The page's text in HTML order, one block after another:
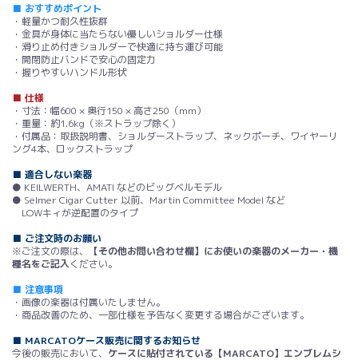
■ おすすめポイント
・軽量かつ耐久性抜群
・金具が身体に当たらない優しいショルダー仕様
・滑り止め付きショルダーで快適に持ち運び可能
・開閉防止バンドで安心の固定力
・握りやすいハンドル形状
■ 仕様
・寸法：幅600 × 奥行150 × 高さ250（mm）
・重量：約1.6kg（※ストラップ除く）
・付属品：取扱説明書、ショルダーストラップ、ネックポーチ、ワイヤーリ
ング4本、ロックストラップ
■ 適合しない楽器
● KEILWERTH、AMATI などのビッグベルモデル
● Selmer Cigar Cutter 以前、Martin Committee Model など
LOWキィが逆配置のタイプ
■ ご注文時のお願い
※ご注文の際は、
【その他お問い合わせ欄】にお使いの楽器のメーカー・機
種名をご記入ください。
■ 注意事項
・画像の楽器は付属いたしません。
・商品改善のため、一部仕様を予告なく変更する場合がございます。
■ MARCATOケース販売に関するお知らせ
今後の販売において、 ケースに貼付されている【MARCATO】エンブレムシ